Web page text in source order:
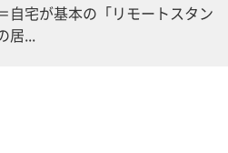
自宅が基本の「リモートスタン
居...